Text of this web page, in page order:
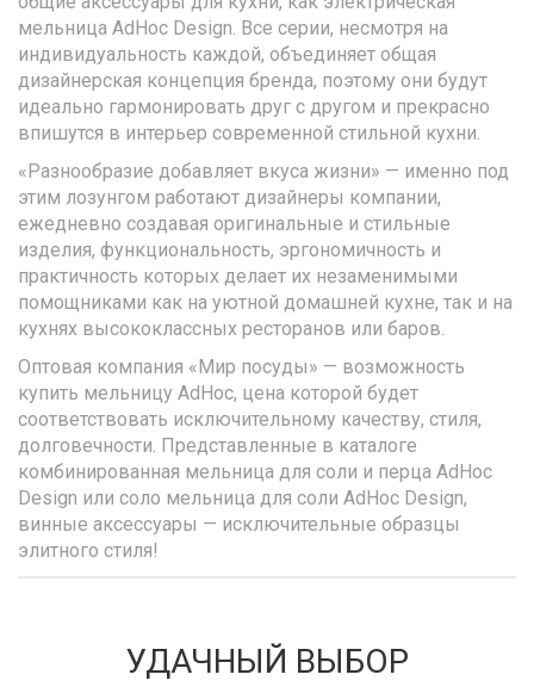
мельница AdHoc Design. Все серии, несмотря на
индивидуальность каждой, объединяет общая
дизайнерская концепция бренда, поэтому они будут
идеально гармонировать друг с другом и прекрасно
впишутся в интерьер современной стильной кухни.
«Разнообразие добавляет вкуса жизни» — именно под
этим лозунгом работают дизайнеры компании,
ежедневно создавая оригинальные и стильные
изделия, функциональность, эргономичность и
практичность которых делает их незаменимыми
помощниками как на уютной домашней кухне, так и на
кухнях высококлассных ресторанов или баров.
Оптовая компания «Мир посуды» — возможность
купить мельницу AdHoc, цена которой будет
соответствовать исключительному качеству, стиля,
долговечности. Представленные в каталоге
комбинированная мельница для соли и перца AdHoc
Design или соло мельница для соли AdHoc Design,
винные аксессуары — исключительные образцы
элитного стиля!
УДАЧНЫЙ ВЫБОР